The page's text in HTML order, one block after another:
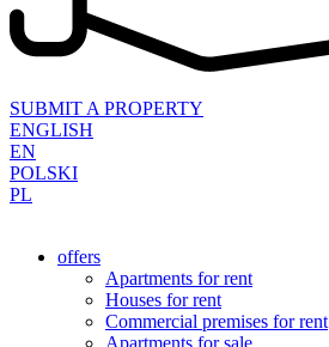
SUBMIT A PROPERTY
ENGLISH
EN
POLSKI
PL
offers
Apartments for rent
Houses for rent
Commercial premises for rent
Apartments for sale